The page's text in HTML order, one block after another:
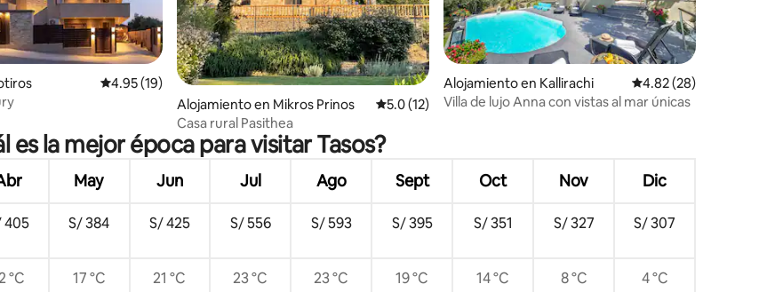
5, 31 reseñas
Calificación promedio: 4.95 de 5, 19 reseñas
4.95 (19)
Alojamiento en Mikros Prinos Calificación promedio: 5.0 de 5, 12 reseñas
5.0 (12)
Casa rural Pasithea
Alojamiento en Kallirachi Calificación
4.82 (28)
Villa de lujo Anna con vistas al mar únicas
es la mejor época para visitar Tasos?
May Jun Jul Ago Sept Oct Nov Dic
405 S/ 384 S/ 425 S/ 556 S/ 593 S/ 395 S/ 351 S/ 327 S/ 307
°C 17 °C 21 °C 23 °C 23 °C 19 °C 14 °C 8 °C 4 °C